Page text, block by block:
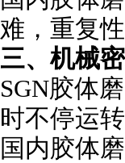
难，重复
三、机械密
SGN胶体
时不停运转
国内胶体